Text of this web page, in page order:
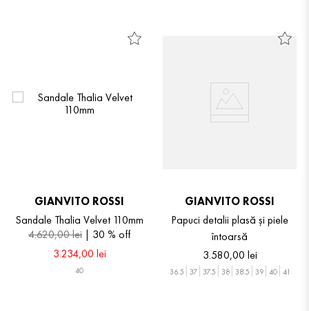
GIANVITO ROSSI
Sandale Thalia Velvet 110mm
4.620,00lei 30 % off
3.234,00 lei
40
GIANVITO ROSSI
Papuci detalii plasă și piele
întoarsă
3.580,00 lei
36.5 37 37.5 38 38.5 39 40 41